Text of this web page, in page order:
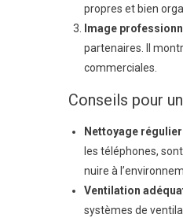
propres et bien
Image
partenaires. Il
commerciales.
Conseils pour
Nettoyage régulier
les téléphones,
nuire à
Ventilation
systèmes de